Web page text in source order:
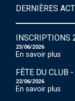
DERNIÈRES
INSCRIPTIONS
23/06/2026
En savoir plus
FÊTE DU CLUB
22/06/2026
En savoir plus